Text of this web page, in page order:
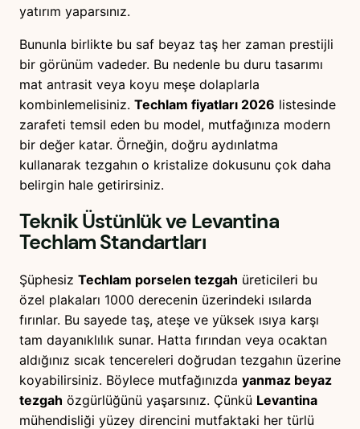
yatırım yaparsınız.
Bununla birlikte bu saf beyaz taş her zaman prestijli
bir görünüm vadeder. Bu nedenle bu duru tasarımı
mat antrasit veya koyu meşe dolaplarla
kombinlemelisiniz. Techlam fiyatları 2026 listesinde
zarafeti temsil eden bu model, mutfağınıza modern
bir değer katar. Örneğin, doğru aydınlatma
kullanarak tezgahın o kristalize dokusunu çok daha
belirgin hale getirirsiniz.
Teknik Üstünlük ve Levantina
TechlamStandartları
Şüphesiz Techlam porselen tezgah üreticileri bu
özel plakaları 1000 derecenin üzerindeki ısılarda
fırınlar. Bu sayede taş, ateşe ve yüksek ısıya karşı
tam dayanıklılık sunar. Hatta fırından veya ocaktan
aldığınız sıcak tencereleri doğrudan tezgahın üzerine
koyabilirsiniz. Böylece mutfağınızda yanmaz beyaz
tezgah özgürlüğünü yaşarsınız. Çünkü Levantina
mühendisliği yüzey direncini mutfaktaki her türlü